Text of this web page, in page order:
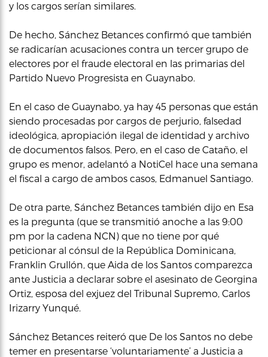
y los cargos serían similares.
De hecho, Sánchez Betances confirmó que también
se radicarían acusaciones contra un tercer grupo de
electores por el fraude electoral en las primarias del
Partido Nuevo Progresista en Guaynabo.
En el caso de Guaynabo, ya hay 45 personas que están
siendo procesadas por cargos de perjurio, falsedad
ideológica, apropiación ilegal de identidad y archivo
de documentos falsos. Pero, en el caso de Cataño, el
grupo es menor, adelantó a NotiCel hace una semana
el fiscal a cargo de ambos casos, Edmanuel Santiago.
De otra parte, Sánchez Betances también dijo en Esa
es la pregunta (que se transmitió anoche a las 9:00
pm por la cadena NCN) que no tiene por qué
peticionar al cónsul de la República Dominicana,
Franklin Grullón, que Aida de los Santos comparezca
ante Justicia a declarar sobre el asesinato de Georgina
Ortiz, esposa del exjuez del Tribunal Supremo, Carlos
Irizarry Yunqué.
Sánchez Betances reiteró que De los Santos no debe
temer en presentarse ‘voluntariamente’ a Justicia a